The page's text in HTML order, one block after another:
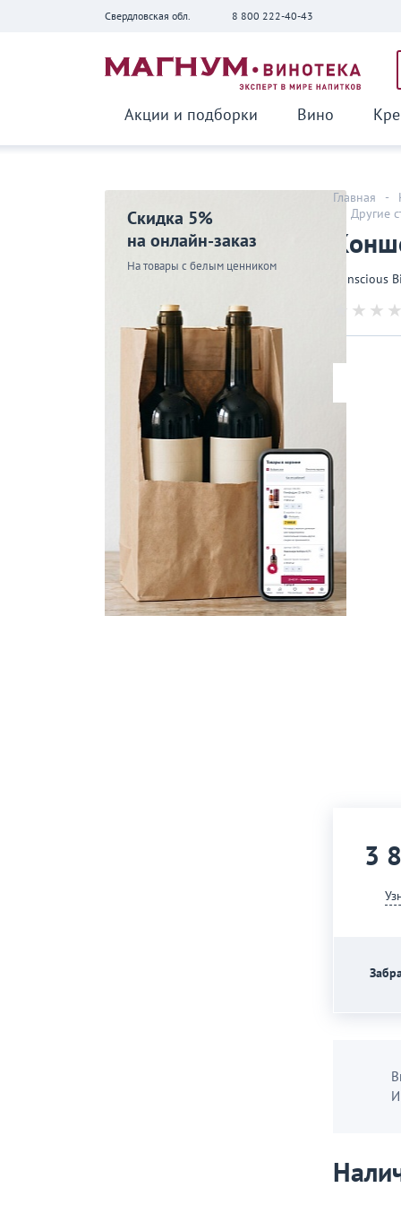
Свердловская обл. 8 800 222-40-43
Акции и подборки Вино
Скидка 5%
на онлайн-заказ
На товары с белым ценником
Главная -
Другие
Conscious
3